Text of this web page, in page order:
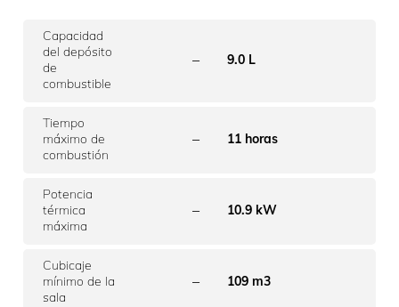
Capacidad
del depósito
de
combustible
– 9.0 L
Tiempo
máximo de
combustión
– 11 horas
Potencia
térmica
máxima
– 10.9 kW
Cubicaje
mínimo de la
sala
– 109 m3